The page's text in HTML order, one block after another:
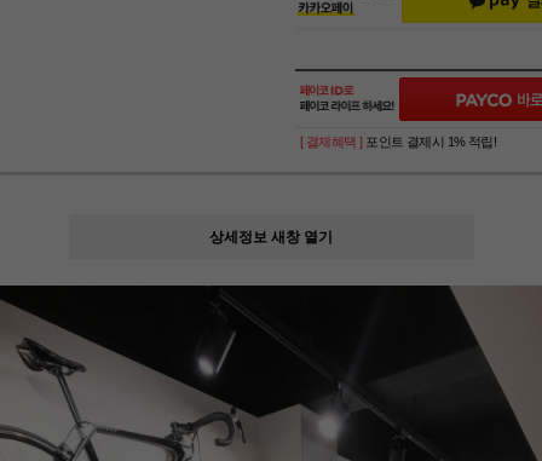
[ 결제혜택 ] 포인트 결제시 1% 적립!
상세정보 새창 열기